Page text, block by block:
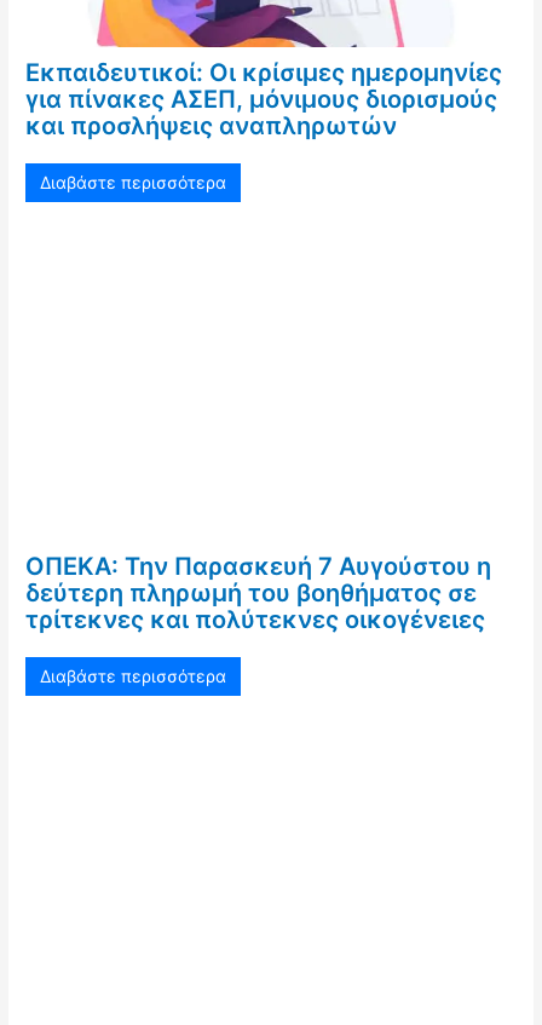
Εκπαιδευτικοί: Οι κρίσιμες ημερομηνίες
για πίνακες ΑΣΕΠ, μόνιμους διορισμούς
και προσλήψεις αναπληρωτών
Διαβάστε περισσότερα
ΟΠΕΚΑ: Την Παρασκευή 7 Αυγούστου η
δεύτερη πληρωμή του βοηθήματος σε
τρίτεκνες και πολύτεκνες οικογένειες
Διαβάστε περισσότερα